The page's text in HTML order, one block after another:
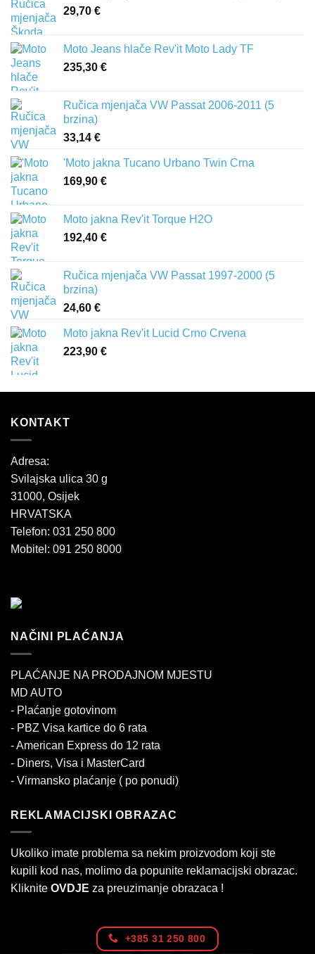
29,70 €
Moto Jeans hlače Rev'it Moto Lady TF
235,30 €
Ručica mjenjača VW Passat 2006-2011 (5
brzina)
33,14 €
'Moto jakna Tucano Urbano Twin Crna
169,90 €
Moto jakna Rev'it Torque H2O
192,40 €
Ručica mjenjača VW Passat 1997-2000 (5
brzina)
24,60 €
Moto jakna Rev'it Lucid Crno Crvena
223,90 €
KONTAKT
Adresa:
Svilajska ulica 30 g
31000, Osijek
HRVATSKA
Telefon: 031 250 800
Mobitel: 091 250 8000
NAČINI PLAĆANJA
PLAĆANJE NA PRODAJNOM MJESTU
MD AUTO
- Plaćanje gotovinom
- PBZ Visa kartice do 6 rata
- American Express do 12 rata
- Diners, Visa i MasterCard
- Virmansko plaćanje ( po ponudi)
REKLAMACIJSKI OBRAZAC
Ukoliko imate problema sa nekim proizvodom koji ste
kupili kod nas, molimo da popunite reklamacijski obrazac.
Kliknite OVDJE za preuzimanje obrazaca !
+385 31 250 800